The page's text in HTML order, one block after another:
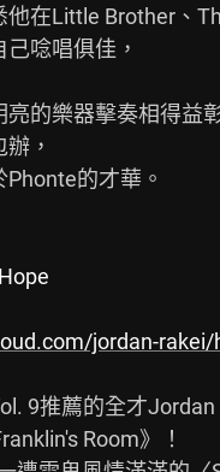
在Little Brother、
唸唱俱佳，
的樂器擊奏相得益
，
的才華。
jordan-rakei/
9推薦的全才Jordan
Room》！